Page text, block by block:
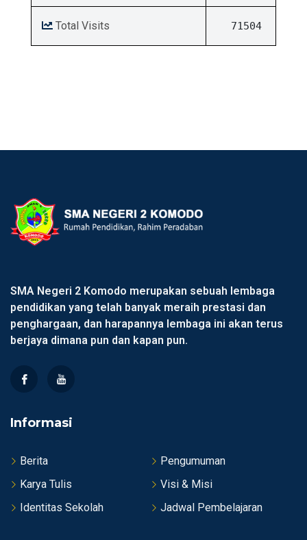
Total Visits 71504
SMA Negeri 2 Komodo merupakan sebuah lembaga
pendidikan yang telah banyak meraih prestasi dan
penghargaan, dan harapannya lembaga ini akan terus
berjaya dimana pun dan kapan pun.
Informasi
Berita
Pengumuman
Karya Tulis
Visi & Misi
Identitas Sekolah
Jadwal Pembelajaran